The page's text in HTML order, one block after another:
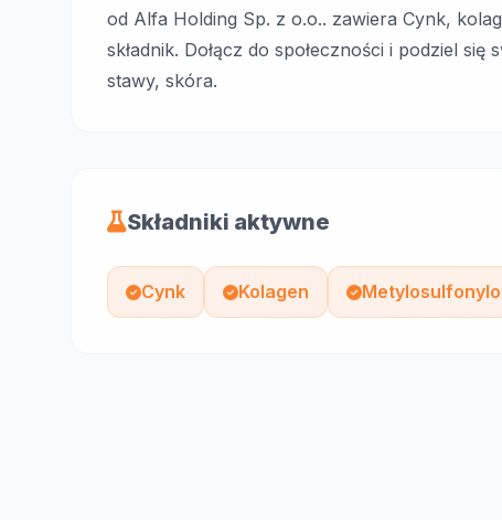
od Alfa Holding Sp. z o.o.. zawiera Cynk,
składnik. Dołącz do społeczności i podziel
stawy, skóra.
Składniki aktywne
Cynk Kolagen